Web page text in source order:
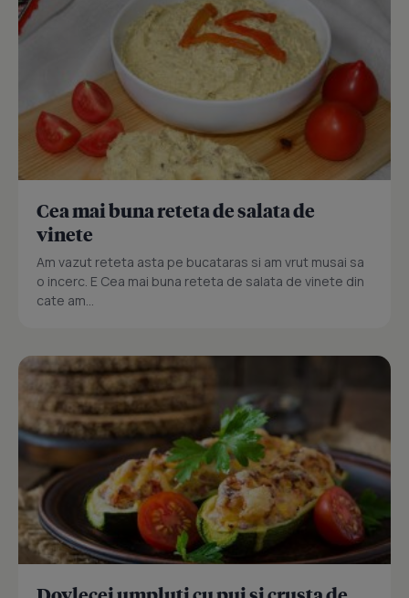
Cea mai buna reteta de salata de
vinete
Am vazut reteta asta pe bucataras si am vrut musai sa
o incerc. E Cea mai buna reteta de salata de vinete din
cate am...